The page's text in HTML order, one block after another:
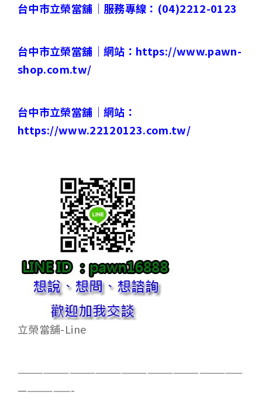
台中市立榮當舖｜ 服務專線： (04)2212-0123
台中市立榮當舖｜ 網站： https://www.pawn-
shop.com.tw/
台中市立榮當舖｜ 網站：
https://www.22120123.com.tw/
立榮當舖-Line
——————————————————————————
——————-